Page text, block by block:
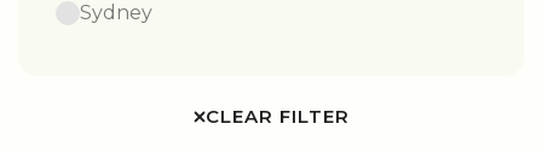
Sydney
CLEAR FILTER